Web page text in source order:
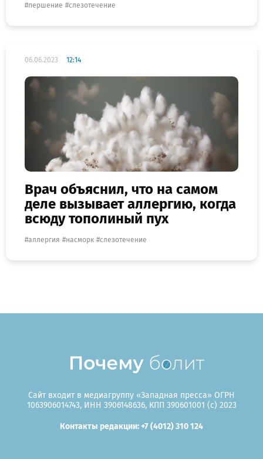
першение
слезотечение
06.06.2023 12:14
Врач объяснил, что на самом
деле вызывает аллергию, когда
всюду тополиный пух
аллергия насморк слезотечение
Сайт входит в медиагруппу «Западная пресса» ОГРН
1063906014743, ИНН 3906148636, КПП 390601001 (c) 2023
Контакты редакции: +7 (4012) 310 124